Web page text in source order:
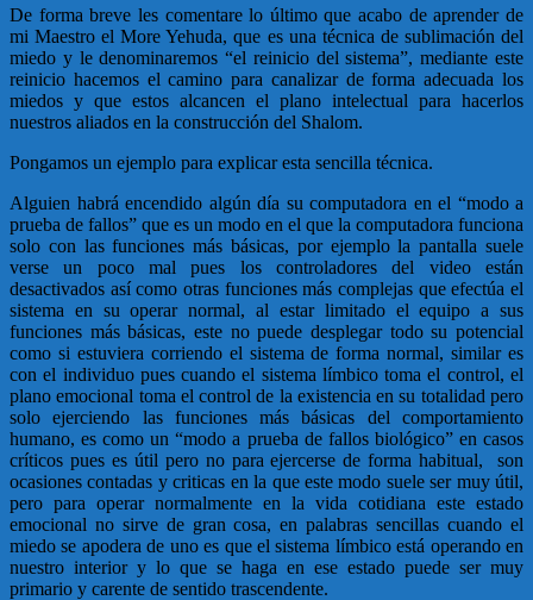
De forma breve les comentare lo último que acabo de aprender de
mi Maestro el More Yehuda, que es una técnica de sublimación del
miedo y le denominaremos “el reinicio del sistema”, mediante este
reinicio hacemos el camino para canalizar de forma adecuada los
miedos y que estos alcancen el plano intelectual para hacerlos
nuestros aliados en la construcción del Shalom.
Pongamos un ejemplo para explicar esta sencilla técnica.
Alguien habrá encendido algún día su computadora en el “modo a
prueba de fallos” que es un modo en el que la computadora funciona
solo con las funciones más básicas, por ejemplo la pantalla suele
verse un poco mal pues los controladores del video están
desactivados así como otras funciones más complejas que efectúa el
sistema en su operar normal, al estar limitado el equipo a sus
funciones más básicas, este no puede desplegar todo su potencial
como si estuviera corriendo el sistema de forma normal, similar es
con el individuo pues cuando el sistema límbico toma el control, el
plano emocional toma el control de la existencia en su totalidad pero
solo ejerciendo las funciones más básicas del comportamiento
humano, es como un “modo a prueba de fallos biológico” en casos
críticos pues es útil pero no para ejercerse de forma habitual, son
ocasiones contadas y criticas en la que este modo suele ser muy útil,
pero para operar normalmente en la vida cotidiana este estado
emocional no sirve de gran cosa, en palabras sencillas cuando el
miedo se apodera de uno es que el sistema límbico está operando en
nuestro interior y lo que se haga en ese estado puede ser muy
primario y carente de sentido trascendente.